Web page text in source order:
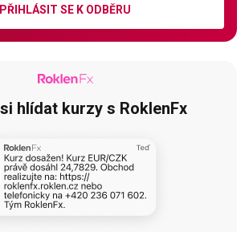
PŘIHLÁSIT SE K ODBĚRU
hlídat kurzy s RoklenFx